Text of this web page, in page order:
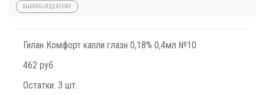
ВЫБРАТЬ ОТДЕЛЕНИЕ
Гилан Комфорт капли глазн 0,18% 0,4мл №10
462 руб.
Остатки: 3 шт.